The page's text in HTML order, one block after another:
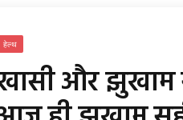
हेल्थ
और झुखाम